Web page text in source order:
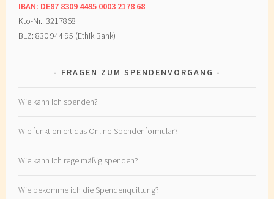
IBAN: DE87 8309 4495 0003 2178 68
Kto-Nr.: 3217868
BLZ: 830 944 95 (Ethik Bank)
FRAGEN ZUM SPENDENVORGANG
Wie kann ich spenden?
Wie funktioniert das Online-Spendenformular?
Wie kann ich regelmäßig spenden?
Wie bekomme ich die Spendenquittung?